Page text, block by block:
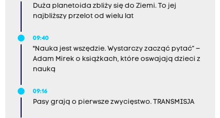
Duża planetoida zbliży się do Ziemi. To jej
najbliższy przelot od wielu lat
09:40
"Nauka jest wszędzie. Wystarczy zacząć pytać” –
Adam Mirek o książkach, które oswajają dzieci z
nauką
09:16
Pasy grają o pierwsze zwycięstwo. TRANSMISJA